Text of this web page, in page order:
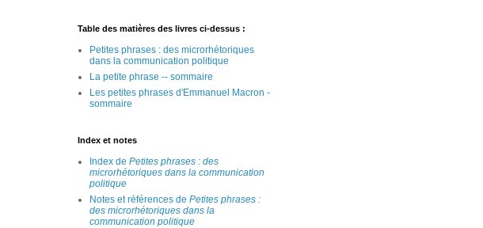
Table des matières des livres ci-dessus :
Petites phrases : des microrhétoriques
dans la communication politique
La petite phrase -- sommaire
Les petites phrases d'Emmanuel Macron -
sommaire
Index et notes
Index de Petites phrases : des
microrhétoriques dans la communication
politique
Notes et références de Petites phrases :
des microrhétoriques dans la
communication politique